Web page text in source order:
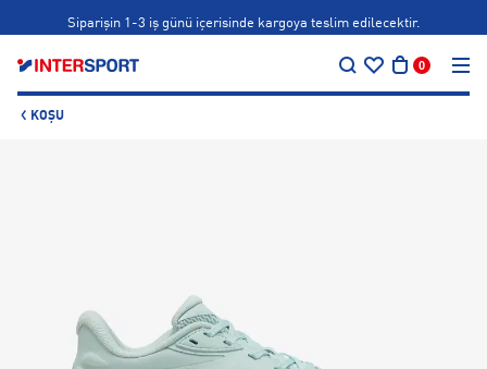
Siparişin 1-3 iş günü içerisinde kargoya teslim edilecektir.
0
KOŞU